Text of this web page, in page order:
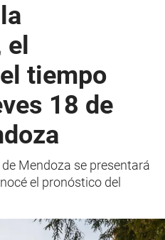
tiempo
18 de
Mendoza se presentará
el pronóstico del